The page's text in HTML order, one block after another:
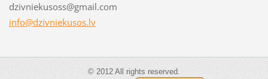
dzivniekusoss@gmail.com
info@dzivniekusos.lv
© 2012 All rights reserved.